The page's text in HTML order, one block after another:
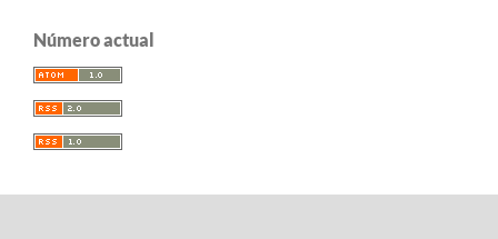
Número actual